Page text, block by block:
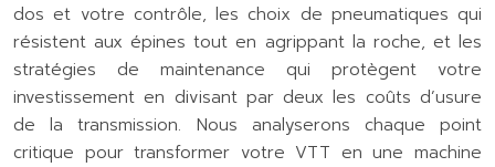
dos et votre contrôle, les choix de pneumatiques qui
résistent aux épines tout en agrippant la roche, et les
stratégies de maintenance qui protègent votre
investissement en divisant par deux les coûts d’usure
de la transmission. Nous analyserons chaque point
critique pour transformer votre VTT en une machine